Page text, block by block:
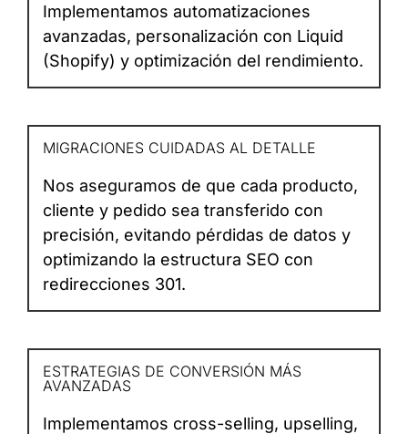
Implementamos automatizaciones
avanzadas, personalización con Liquid
(Shopify) y optimización del rendimiento.
MIGRACIONES CUIDADAS AL DETALLE
Nos aseguramos de que cada producto,
cliente y pedido sea transferido con
precisión, evitando pérdidas de datos y
optimizando la estructura SEO con
redirecciones 301.
ESTRATEGIAS DE CONVERSIÓN MÁS
AVANZADAS
Implementamos cross-selling, upselling,